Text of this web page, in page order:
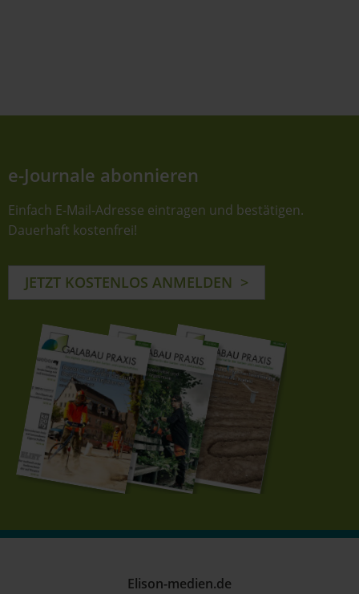
e-Journale abonnieren
Einfach E-Mail-Adresse eintragen und bestätigen.
Dauerhaft kostenfrei!
JETZT KOSTENLOS ANMELDEN
Elison-medien.de